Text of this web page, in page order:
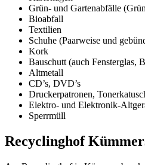
Grün- und Gartenabfälle
Bioabfall
Textilien
Schuhe (Paarweise und
Kork
Bauschutt (auch Fensterglas,
Altmetall
CD’s, DVD’s
Druckerpatronen,
Elektro- und Elektronik-
Sperrmüll
Recyclinghof